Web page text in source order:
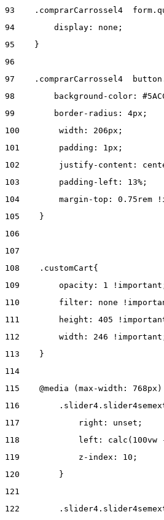
93
.comprarCarrossel4
94
        display: none;
95
    }
96
97
.comprarCarrossel4
98
background-color:
99
        border-radius: 4px;
100
        width: 206px;
101
        padding: 1px;
102
justify-content:
103
        padding-left: 13%;
104
margin-top: 0.75rem
105
    }
106
107
108
    .customCart{
109
opacity: 1
110
filter: none
111
height: 405
112
width: 246
113
    }
114
115
@media (max-width: 768px)
116
117
            right: unset;
118
left: calc(100vw
119
            z-index: 10;
120
        }
121
122